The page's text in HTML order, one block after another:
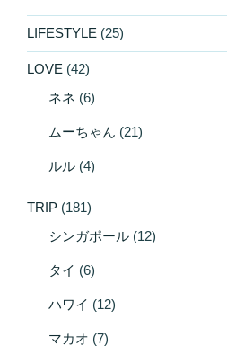
LIFESTYLE (25)
LOVE (42)
ネネ (6)
ムーちゃん (21)
ルル (4)
TRIP (181)
シンガポール (12)
タイ (6)
ハワイ (12)
マカオ (7)